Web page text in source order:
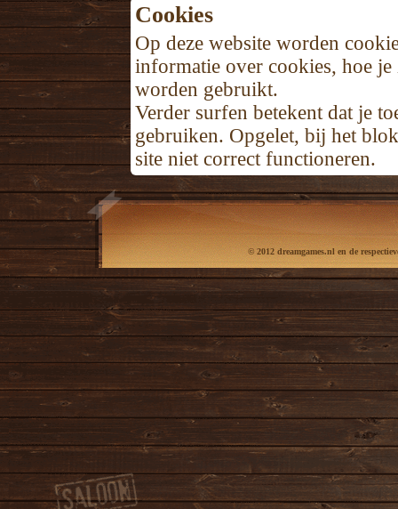
Cookies
Op deze website worden
informatie over cookies, hoe je
worden gebruikt.
Verder surfen betekent dat je
gebruiken. Opgelet, bij het
site niet correct functioneren.
© 2012 dreamgames.nl en de